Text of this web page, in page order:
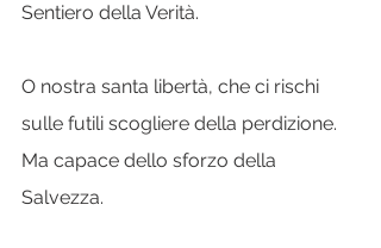
Sentiero della Verità.
O nostra santa libertà, che ci rischi
sulle futili scogliere della perdizione.
Ma capace dello sforzo della
Salvezza.